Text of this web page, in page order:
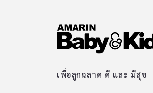
เพื่อลูกฉลาด ดี และ มีสุข